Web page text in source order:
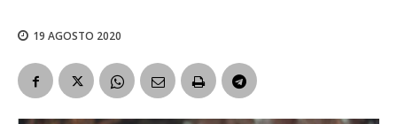
19 AGOSTO 2020